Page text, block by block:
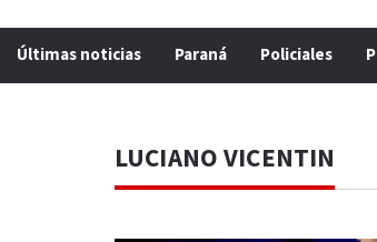
Últimas noticias Paraná Policiales
LUCIANO VICENTIN